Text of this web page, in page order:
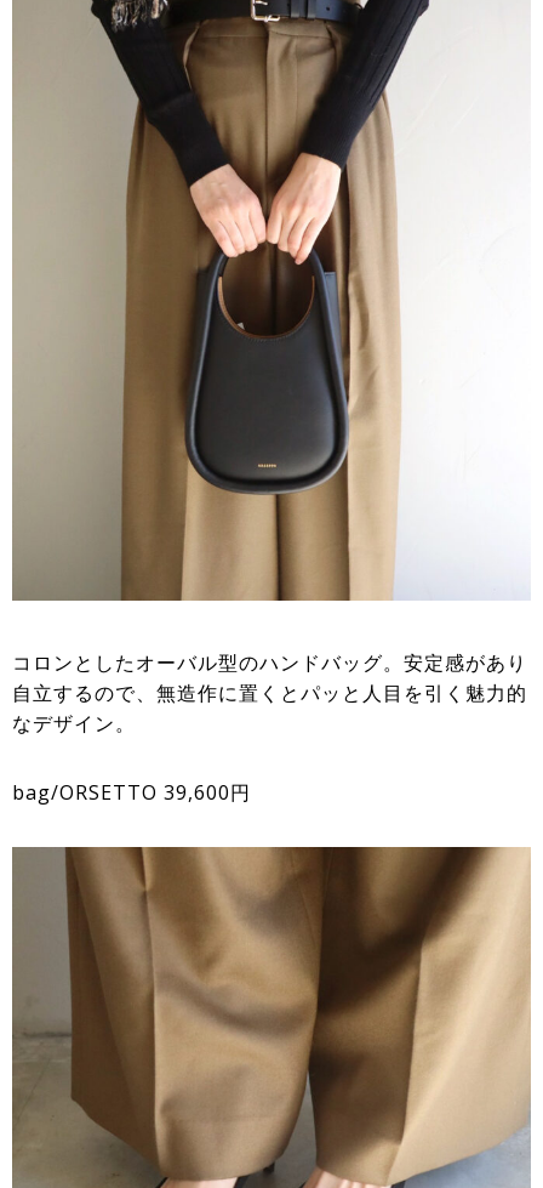
コロンとしたオーバル型のハンドバッグ。安定感があり
自立するので、無造作に置くとパッと人目を引く魅力的
なデザイン。
bag/ORSETTO 39,600円